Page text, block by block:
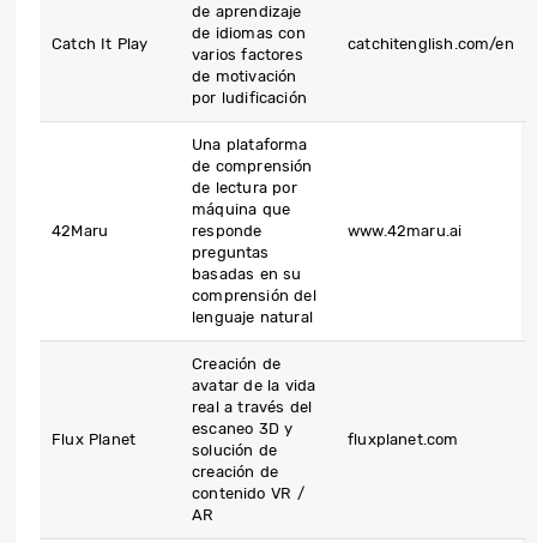
Catch It Play
de aprendizaje
de idiomas con
varios factores
de motivación
por ludificación
catchitenglish.com/en
42Maru
Una plataforma
de comprensión
de lectura por
máquina que
responde
preguntas
basadas en su
comprensión del
lenguaje natural
www.42maru.ai
Flux Planet
Creación de
avatar de la vida
real a través del
escaneo 3D y
solución de
creación de
contenido VR /
AR
fluxplanet.com